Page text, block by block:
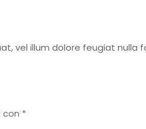
vel illum dolore feugiat nulla
con *